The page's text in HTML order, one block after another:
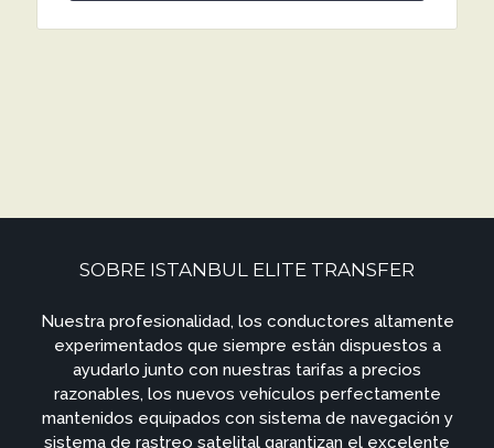
SOBRE ISTANBUL ELITE TRANSFER
Nuestra profesionalidad, los conductores altamente
experimentados que siempre están dispuestos a
ayudarlo junto con nuestras tarifas a precios
razonables, los nuevos vehículos perfectamente
mantenidos equipados con sistema de navegación y
sistema de rastreo satelital garantizan el excelente